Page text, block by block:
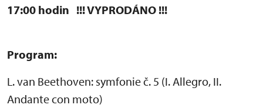
17:00 hodin !!! VYPRODÁNO !!!
Program:
L. van Beethoven: symfonie č. 5 (I. Allegro, II.
Andante con moto)